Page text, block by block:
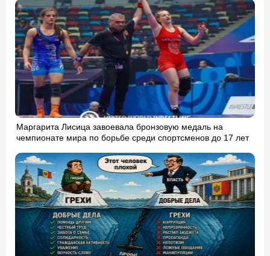
Маргарита Лисица завоевала бронзовую медаль на
чемпионате мира по борьбе среди спортсменов до 17 лет